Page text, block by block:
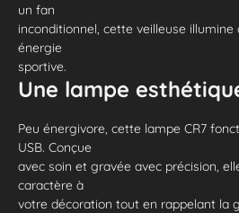
un fan
inconditionnel, cette veilleuse illumine
énergie
sportive.
Une lampe
Peu énergivore, cette lampe CR7
USB. Conçue
avec soin et gravée avec précision,
caractère à
votre décoration tout en rappelant la